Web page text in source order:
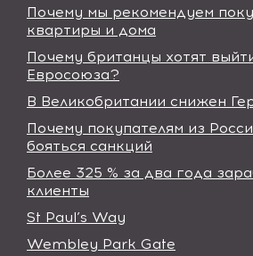
Почему мы рекомендуем
квартиры и дома
Почему британцы хотят
Евросоюза?
В Великобритании снижен
Почему покупателям из
бояться санкций
Более 325 % за два года
клиенты
St Paul’s Way
Wembley Park Gate